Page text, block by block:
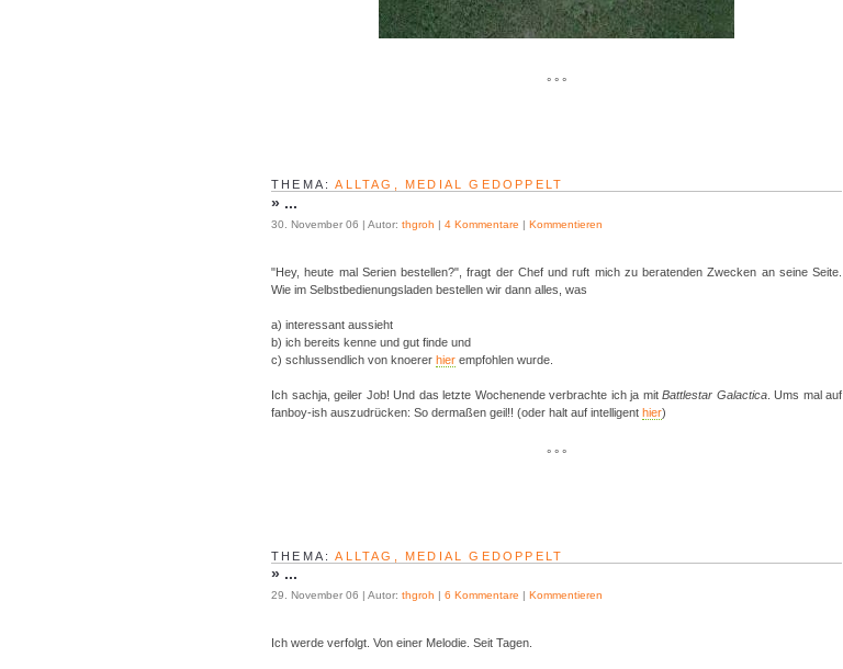
° ° °
THEMA:ALLTAG, MEDIAL GEDOPPELT
» ...
30. November 06 | Autor: thgroh | 4 Kommentare | Kommentieren
"Hey, heute mal Serien bestellen?", fragt der Chef und ruft mich zu beratenden Zwecken an seine Seite.
Wie im Selbstbedienungsladen bestellen wir dann alles, was
a) interessant aussieht
b) ich bereits kenne und gut finde und
c) schlussendlich von knoerer hier empfohlen wurde.
Ich sachja, geiler Job! Und das letzte Wochenende verbrachte ich ja mit Battlestar Galactica. Ums mal auf
fanboy-ish auszudrücken: So dermaßen geil!! (oder halt auf intelligent hier)
° ° °
THEMA:ALLTAG, MEDIAL GEDOPPELT
» ...
29. November 06 | Autor: thgroh | 6 Kommentare | Kommentieren
Ich werde verfolgt. Von einer Melodie. Seit Tagen.